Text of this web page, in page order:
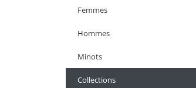
Femmes
Hommes
Minots
Collections